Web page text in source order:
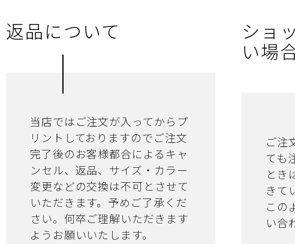
返品について
当店ではご注文が入ってからプ
リントしておりますのでご注文
完了後のお客様都合によるキャ
ンセル、返品、サイズ・カラー
変更などの交換は不可とさせて
いただきます。予めご了承くだ
さい。何卒ご理解いただきます
ようお願いいたします。
ショ
い場
ご注
ても
とき
きて
この
い合